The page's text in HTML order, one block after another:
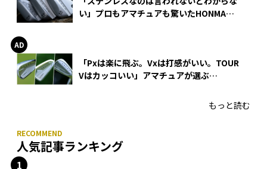
い」プロもアマチュアも驚いたHONMA
「Pxは楽に飛ぶ。Vxは打感がいい。TOUR
Vはカッコいい」アマチュアが選ぶ
もっと読む
人気記事ランキング